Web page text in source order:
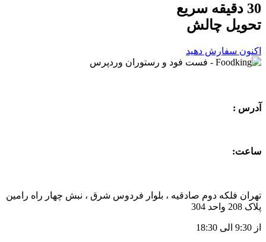
30 دقیقه سریع
تحویل چالش
اکنون سفارش دهید
آدرس :
ساعت:
تهران فلکه دوم صادقیه ، بلوار فردوس شرق ، نبش چهار راه رامین
پلاک 208 واحد 304
از 9:30 الی 18:30